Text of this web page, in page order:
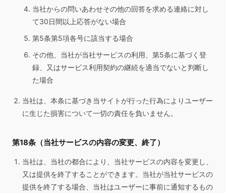
当社からの問いあわせその他の回答を求める連絡に対し
て30日間以上応答がない場合
第5条第5項各号に該当する場合
その他、当社が当社サービスの利用、第5条に基づく登
録、又はサービス利用契約の継続を適当でないと判断し
た場合
当社は、本条に基づき当サイトが行った行為によりユーザー
に生じた損害について一切の責任を負いません。
第18条（当社サービスの内容の変更、終了）
当社は、当社の都合により、当社サービスの内容を変更し、
又は提供を終了することができます。当社が当社サービスの
提供を終了する場合、当社はユーザーに事前に通知するもの